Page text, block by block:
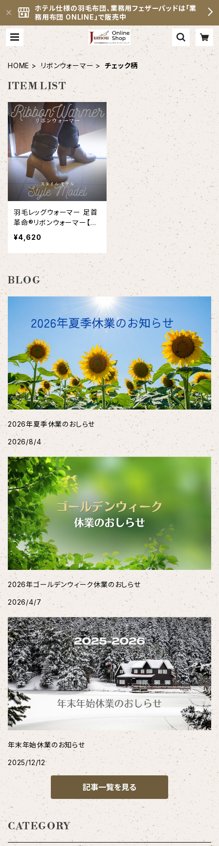
ホテル仕様の羽毛布団、業務用フェザーパッドは「業
務用布団 ONLINE」で販売中
HOME リボンウォーマー チェック柄
ITEM LIST
羽毛レッグウォーマー 足首
革命®リボンウォーマー【ス
タイルモデル】足首 冷え対
策 日本製｜Down RIBBO
N-warmer【Style Model】
¥4,620
BLOG
2026年夏季休業のおしらせ
2026/8/4
2026年ゴールデンウィーク休業のおしらせ
2026/4/7
年末年始休業のお知らせ
2025/12/12
記事一覧を見る
CATEGORY